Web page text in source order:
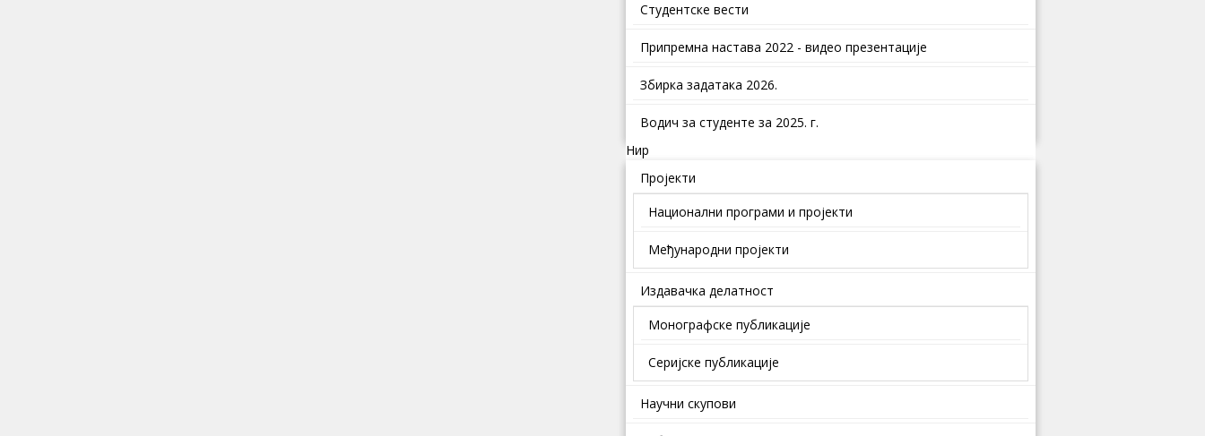
Студентске вести
Припремна настава 2022 - видео презентације
Збирка задатака 2026.
Водич за студенте за 2025. г.
Нир
Пројекти
Национални програми и пројекти
Међународни пројекти
Издавачка делатност
Монографске публикације
Серијске публикације
Научни скупови